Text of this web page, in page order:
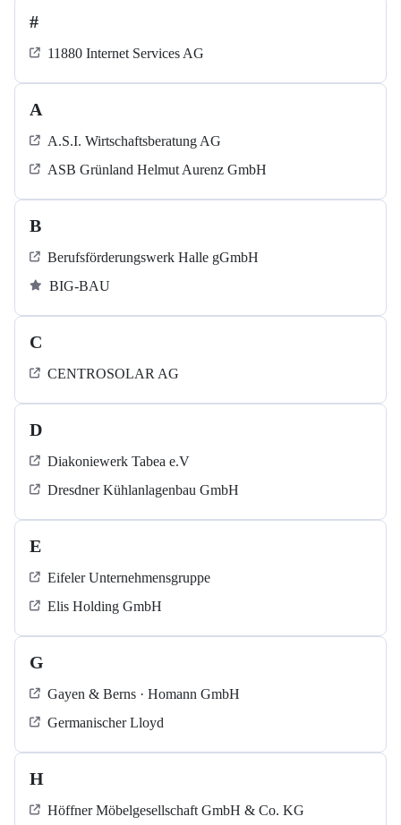
#
11880 Internet Services AG
A
A.S.I. Wirtschaftsberatung AG
ASB Grün­land Helmut Au­renz GmbH
B
Berufsförderungswerk Halle gGmbH
BIG-BAU
C
CENTROSOLAR AG
D
Diakoniewerk Tabea e.V
Dresdner Kühlanlagenbau GmbH
E
Eifeler Unternehmensgruppe
Elis Holding GmbH
G
Gayen & Berns · Homann GmbH
Germanischer Lloyd
H
Höffner Möbelgesellschaft GmbH & Co. KG